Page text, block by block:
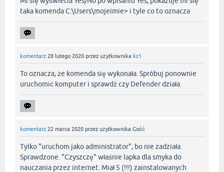
taka komenda C:\Users\mojeimie> i tyle co to oznacza
komentarz 28 lutego 2020 przez użytkownika kz1
To oznacza, że komenda się wykonała. Spróbuj ponownie
uruchomić komputer i sprawdź czy Defender działa.
komentarz 22 marca 2020 przez użytkownika Gość
Tylko "uruchom jako administrator", bo nie zadziała.
Sprawdzone. "Czyszczę" właśnie lapka dla smyka do
nauczania przez internet. Miał 5 (!!!) zainstalowanych